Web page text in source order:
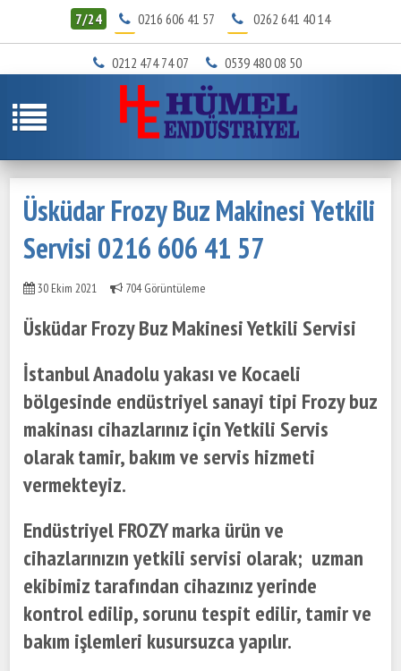
7/24 0216 606 41 57 0262 641 40 14
0212 474 74 07 0539 480 08 50
Üsküdar Frozy Buz Makinesi Yetkili
Servisi 0216 606 41 57
30 Ekim 2021 704 Görüntüleme
Üsküdar Frozy Buz Makinesi Yetkili Servisi
İstanbul Anadolu yakası ve Kocaeli
bölgesinde endüstriyel sanayi tipi Frozy buz
makinası cihazlarınız için Yetkili Servis
olarak tamir, bakım ve servis hizmeti
vermekteyiz.
Endüstriyel FROZY marka ürün ve
cihazlarınızın yetkili servisi olarak; uzman
ekibimiz tarafından cihazınız yerinde
kontrol edilip, sorunu tespit edilir, tamir ve
bakım işlemleri kusursuzca yapılır.